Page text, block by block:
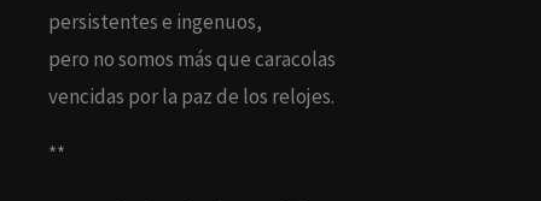
persistentes e ingenuos,
pero no somos más que caracolas
vencidas por la paz de los relojes.
**